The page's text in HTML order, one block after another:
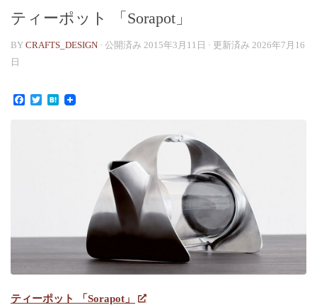
ティーポット 「Sorapot」
BY CRAFTS_DESIGN · 公開済み 2015年3月11日 · 更新済み 2026年7月16
日
Facebook
TwitterHatena
ティーポット 「Sorapot」